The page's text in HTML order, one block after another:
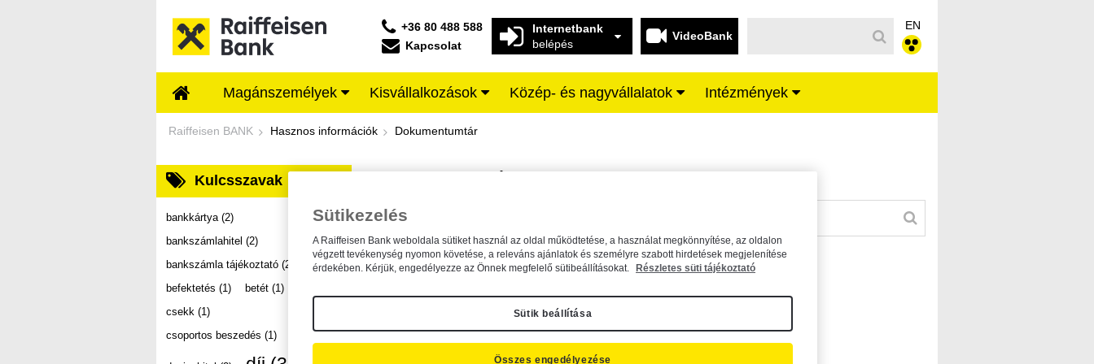
+36 80 488 588
Kapcsolat
Internetbank
belépés
VideoBank
EN
Magánszemélyek Kisvállalkozások Közép- és nagyvállalatok Intézmények
Dokumentumtár - Raiffeisen BANK
Raiffeisen BANK Hasznos információk Dokumentumtár
Kulcsszavak
bankkártya (2)
bankszámlahitel (2)
bankszámla tájékoztató (2)
befektetés (1) betét (1)
csekk (1)
csoportos beszedés (1)
A dokumentum kereséséhez kérjük, írja be a keresőszót a mezőbe.
Sütikezelés
A Raiffeisen Bank weboldala sütiket használ az oldal működtetése, a használat megkönnyítése, az oldalon
végzett tevékenység nyomon követése, a releváns ajánlatok és személyre szabott hirdetések megjelenítése
érdekében. Kérjük, engedélyezze az Önnek megfelelő sütibeállításokat.
Részletes süti tájékoztató
Sütik beállítása
Összes engedélyezése